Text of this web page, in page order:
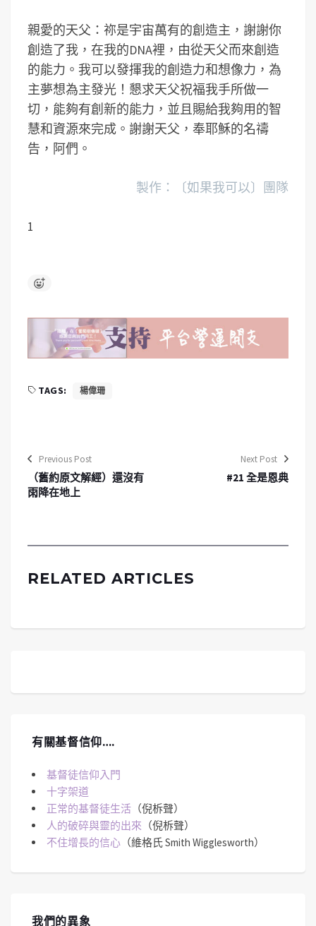
親愛的天父：祢是宇宙萬有的創造主，謝謝你
創造了我，在我的DNA裡，由從天父而來創造
的能力。我可以發揮我的創造力和想像力，為
主夢想為主發光！懇求天父祝福我手所做一
切，能夠有創新的能力，並且賜給我夠用的智
慧和資源來完成。謝謝天父，奉耶穌的名禱
告，阿們。
製作：〔如果我可以〕團隊
1
TAGS: 楊偉珊
Previous Post
（舊約原文解經）還沒有
雨降在地上
Next Post
#21 全是恩典
RELATED ARTICLES
有關基督信仰….
基督徒信仰入門
十字架道
正常的基督徒生活 （倪柝聲）
人的破碎與靈的出來 （倪柝聲）
不住增長的信心 （維格氏 Smith Wigglesworth）
我們的異象